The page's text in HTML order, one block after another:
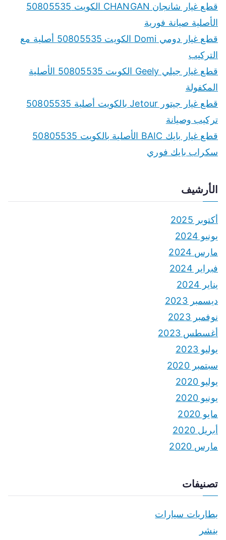
قطع غيار شانجان CHANGAN الكويت 50805535
الأصلية صيانة فورية
قطع غيار دومي Domi الكويت 50805535 أصلية مع
التركيب
قطع غيار جيلي Geely الكويت 50805535 الأصلية
المكفولة
قطع غيار جيتور Jetour بالكويت أصلية 50805535
تركيب وصيانة
قطع غيار بايك BAIC الأصلية بالكويت 50805535
سكراب بايك فوري
الأرشيف
أكتوبر 2025
يونيو 2024
مارس 2024
فبراير 2024
يناير 2024
ديسمبر 2023
نوفمبر 2023
أغسطس 2023
يوليو 2023
سبتمبر 2020
يوليو 2020
يونيو 2020
مايو 2020
أبريل 2020
مارس 2020
تصنيفات
بطاريات سيارات
بنشر